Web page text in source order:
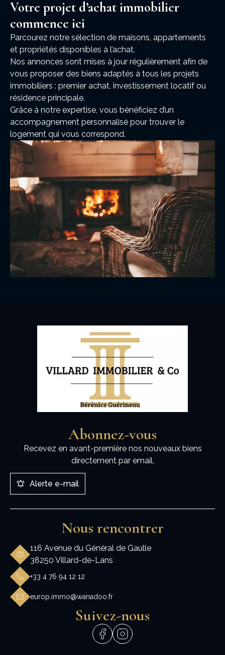
Votre projet d’achat immobilier
commence ici
Parcourez notre sélection de maisons, appartements
et propriétés disponibles à l’achat.
Nos annonces sont mises à jour régulièrement afin de
vous proposer des biens adaptés à tous les projets
immobiliers : premier achat, investissement locatif ou
résidence principale.
Grâce à notre expertise, vous bénéficiez d’un
accompagnement personnalisé pour trouver le
logement qui vous correspond.
Abonnez-vous
Recevez en avant-première nos nouveaux biens
directement par email.
Alerte e-mail
Nous rencontrer
116 Avenue du Général de Gaulle
38250 Villard-de-Lans
+33 4 76 94 12 12
europ.immo@wanadoo.fr
Suivez-nous